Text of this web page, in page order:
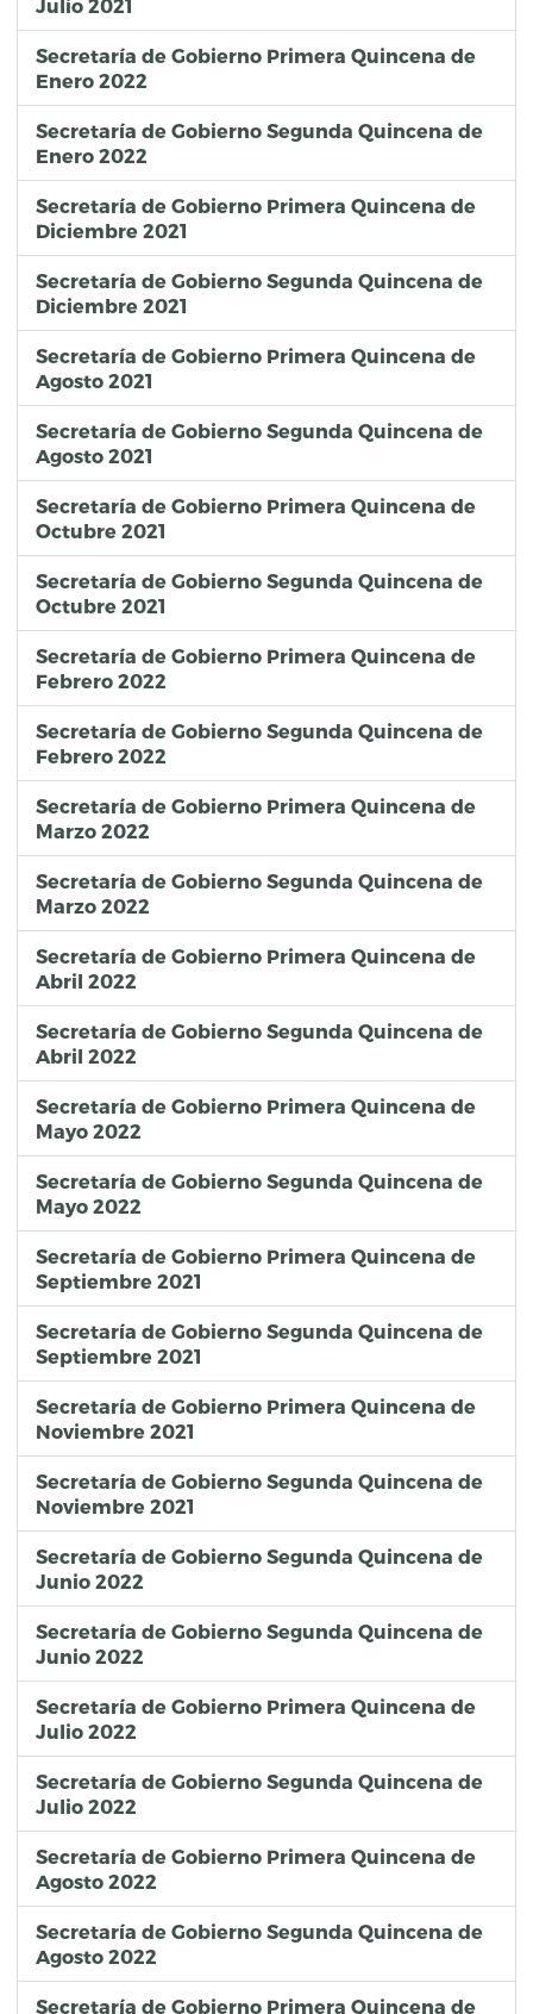
Julio 2021
Secretaría de Gobierno Primera Quincena de
Enero 2022
Secretaría de Gobierno Segunda Quincena de
Enero 2022
Secretaría de Gobierno Primera Quincena de
Diciembre 2021
Secretaría de Gobierno Segunda Quincena de
Diciembre 2021
Secretaría de Gobierno Primera Quincena de
Agosto 2021
Secretaría de Gobierno Segunda Quincena de
Agosto 2021
Secretaría de Gobierno Primera Quincena de
Octubre 2021
Secretaría de Gobierno Segunda Quincena de
Octubre 2021
Secretaría de Gobierno Primera Quincena de
Febrero 2022
Secretaría de Gobierno Segunda Quincena de
Febrero 2022
Secretaría de Gobierno Primera Quincena de
Marzo 2022
Secretaría de Gobierno Segunda Quincena de
Marzo 2022
Secretaría de Gobierno Primera Quincena de
Abril 2022
Secretaría de Gobierno Segunda Quincena de
Abril 2022
Secretaría de Gobierno Primera Quincena de
Mayo 2022
Secretaría de Gobierno Segunda Quincena de
Mayo 2022
Secretaría de Gobierno Primera Quincena de
Septiembre 2021
Secretaría de Gobierno Segunda Quincena de
Septiembre 2021
Secretaría de Gobierno Primera Quincena de
Noviembre 2021
Secretaría de Gobierno Segunda Quincena de
Noviembre 2021
Secretaría de Gobierno Segunda Quincena de
Junio 2022
Secretaría de Gobierno Segunda Quincena de
Junio 2022
Secretaría de Gobierno Primera Quincena de
Julio 2022
Secretaría de Gobierno Segunda Quincena de
Julio 2022
Secretaría de Gobierno Primera Quincena de
Agosto 2022
Secretaría de Gobierno Segunda Quincena de
Agosto 2022
Secretaría de Gobierno Primera Quincena de